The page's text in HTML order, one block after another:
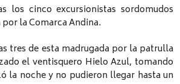
los cinco excursionistas sordomudos
la Comarca Andina.
tres de esta madrugada por la patrulla
el ventisquero Hielo Azul, tomando
la noche y no pudieron llegar hasta un